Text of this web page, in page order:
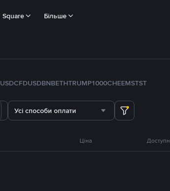
Square Більше
USDCFDUSDBNBETHTRUMP1000CHEEMSTST
Усі способи оплати
Ціна